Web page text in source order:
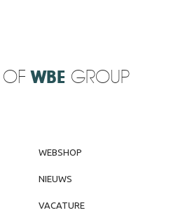
WBE GROUP
WEBSHOP
NIEUWS
VACATURE